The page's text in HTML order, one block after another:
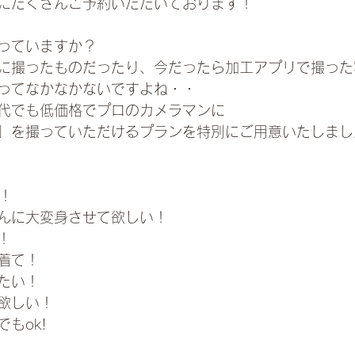
たくさんご予約いただいております！
ていますか？
撮ったものだったり、今だったら加工アプリで撮った
てなかなかないですよね・・
でも低価格でプロのカメラマンに
を撮っていただけるプランを特別にご用意いたしまし
に大変身させて欲しい！
て！
い！
しい！
もok!